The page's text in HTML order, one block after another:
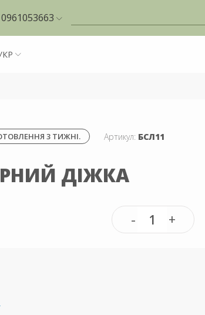
0961053663
3 ТИЖНІ. Артикул: БСЛ11
ДІЖКА